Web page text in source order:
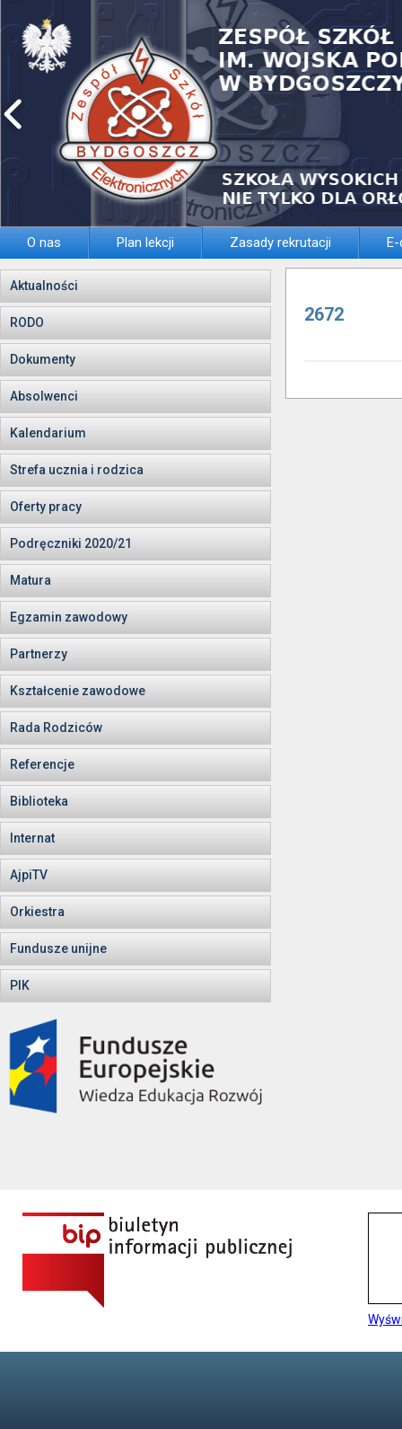
O nas Plan lekcji Zasady rekrutacji
Aktualności
RODO
Dokumenty
Absolwenci
Kalendarium
Strefa ucznia i rodzica
Oferty pracy
Podręczniki 2020/21
Matura
Egzamin zawodowy
Partnerzy
Kształcenie zawodowe
Rada Rodziców
Referencje
Biblioteka
Internat
AjpiTV
Orkiestra
Fundusze unijne
PIK
2672